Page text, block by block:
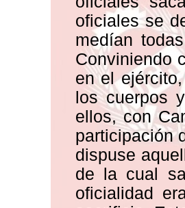
oficiales se
medían
Conviniendo
en el
los cuerpos
ellos, con
participación
dispuse
de la cual
oficialidad